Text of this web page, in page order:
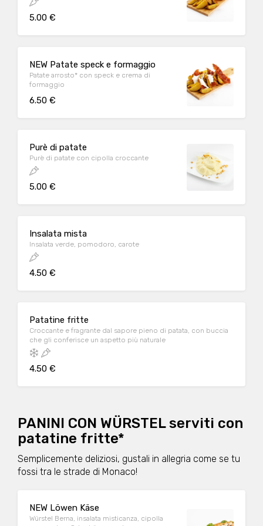
5.00 €
NEW Patate speck e formaggio
Patate arrosto* con speck e crema di
formaggio
6.50 €
Purè di patate
Purè di patate con cipolla croccante
5.00 €
Insalata mista
Insalata verde, pomodoro, carote
4.50 €
Patatine fritte
Croccante e fragrante dal sapore pieno di patata, con buccia
che gli conferisce un aspetto più naturale
4.50 €
PANINI CON WÜRSTEL serviti con
patatine fritte*
Semplicemente deliziosi, gustali in allegria come se tu
fossi tra le strade di Monaco!
NEW Löwen Käse
Würstel Berna, insalata misticanza, cipolla